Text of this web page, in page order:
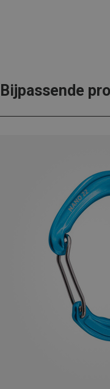
Bijpassende